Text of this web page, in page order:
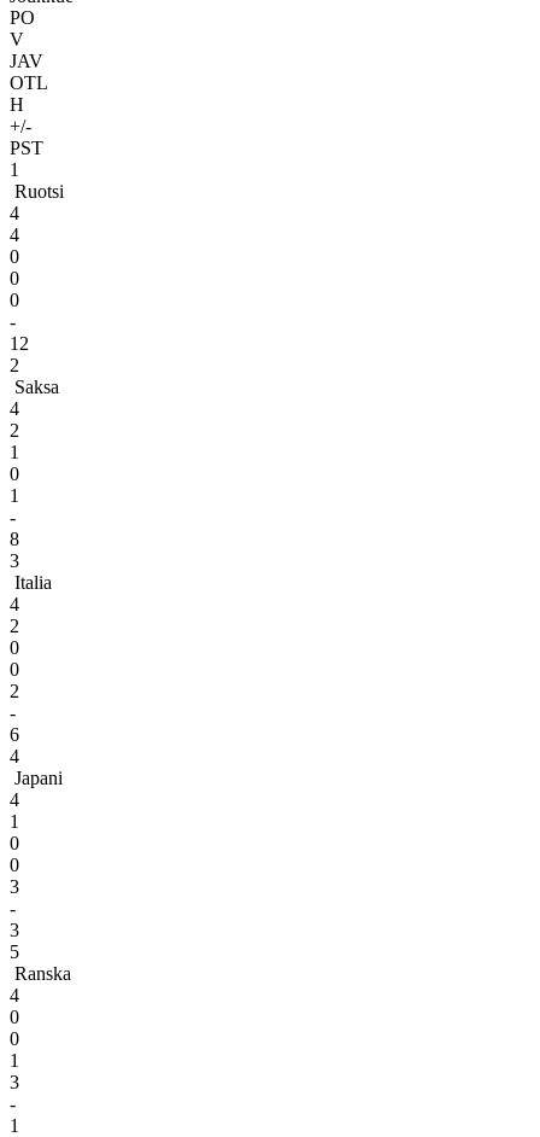
PO
V
JAV
OTL
H
+/-
PST
1
Ruotsi
4
4
0
0
0
-
12
2
Saksa
4
2
1
0
1
-
8
3
Italia
4
2
0
0
2
-
6
4
Japani
4
1
0
0
3
-
3
5
Ranska
4
0
0
1
3
-
1